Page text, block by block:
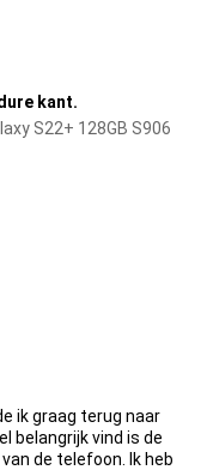
kant.
S22+ 128GB S906
ik graag terug naar
belangrijk vind is de
de telefoon. Ik heb